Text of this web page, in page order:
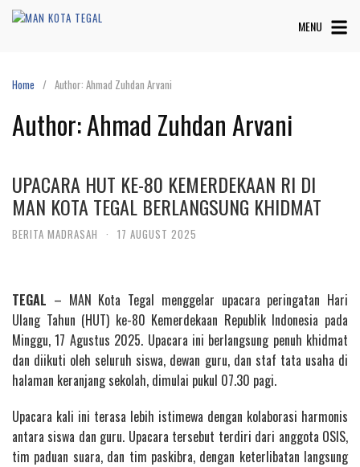
Skip
MENU
Home Author: Ahmad Zuhdan Arvani
Author:Ahmad Zuhdan Arvani
UPACARA HUT KE-80 KEMERDEKAAN RI DI
MAN KOTA TEGAL BERLANGSUNG KHIDMAT
BERITA MADRASAH · 17 AUGUST 2025
TEGAL – MAN Kota Tegal menggelar upacara peringatan Hari
Ulang Tahun (HUT) ke-80 Kemerdekaan Republik Indonesia pada
Minggu, 17 Agustus 2025. Upacara ini berlangsung penuh khidmat
dan diikuti oleh seluruh siswa, dewan guru, dan staf tata usaha di
halaman keranjang sekolah, dimulai pukul 07.30 pagi.
Upacara kali ini terasa lebih istimewa dengan kolaborasi harmonis
antara siswa dan guru. Upacara tersebut terdiri dari anggota OSIS,
tim paduan suara, dan tim paskibra, dengan keterlibatan langsung